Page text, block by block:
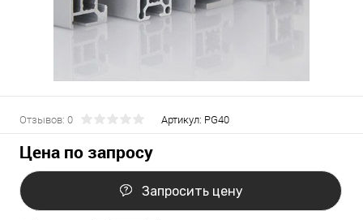
Отзывов: 0 Артикул: PG40
Цена по запросу
Запросить цену